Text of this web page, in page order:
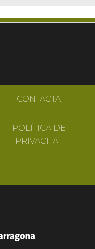
CONTACTA
POLÍTICA DE
PRIVACITAT